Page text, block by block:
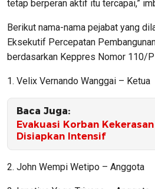
tetap berperan aktif itu tercapai,”
Berikut nama-nama pejabat yang
Eksekutif Percepatan
berdasarkan Keppres Nomor 110/P
1. Velix Vernando Wanggai – Ketua
Baca Juga:
Evakuasi Korban
Disiapkan Intensif
2. John Wempi Wetipo – Anggota